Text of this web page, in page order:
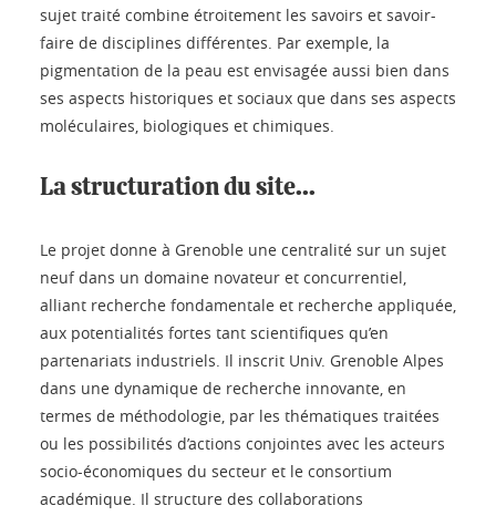
sujet traité combine étroitement les savoirs et savoir-
faire de disciplines différentes. Par exemple, la
pigmentation de la peau est envisagée aussi bien dans
ses aspects historiques et sociaux que dans ses aspects
moléculaires, biologiques et chimiques.
La structuration du site...
Le projet donne à Grenoble une centralité sur un sujet
neuf dans un domaine novateur et concurrentiel,
alliant recherche fondamentale et recherche appliquée,
aux potentialités fortes tant scientifiques qu’en
partenariats industriels. Il inscrit Univ. Grenoble Alpes
dans une dynamique de recherche innovante, en
termes de méthodologie, par les thématiques traitées
ou les possibilités d’actions conjointes avec les acteurs
socio-économiques du secteur et le consortium
académique. Il structure des collaborations